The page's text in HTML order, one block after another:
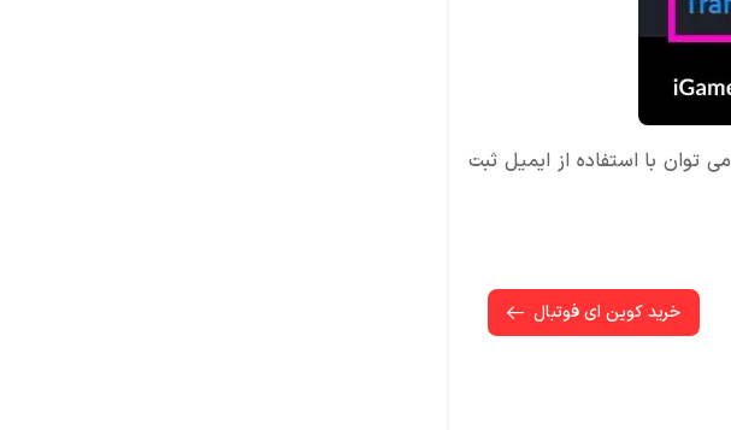
توان با استفاده از ایمیل ثبت
خرید کوین ای فوتبال